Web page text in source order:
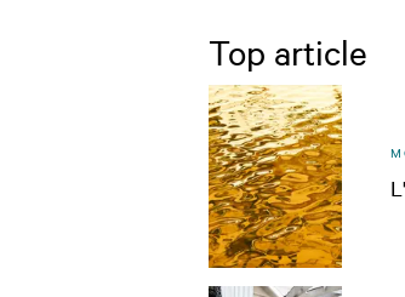
Top article